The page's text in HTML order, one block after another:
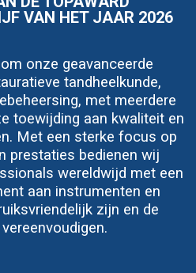
VAN HET JAAR 2026
onze geavanceerde
tandheelkunde,
met meerdere
toewijding aan kwaliteit en
Met een sterke focus op
prestaties bedienen wij
wereldwijd met een
aan instrumenten en
zijn en de